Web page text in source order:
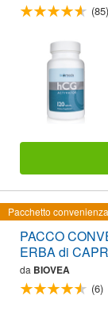
(85)
Pacchetto convenienza
PACCO
ERBA di
da BIOVEA
(6)